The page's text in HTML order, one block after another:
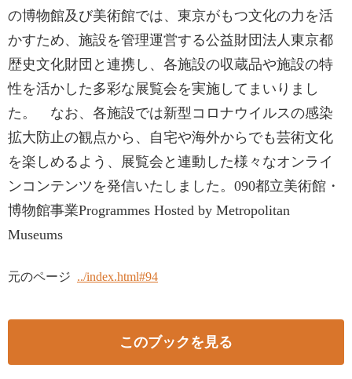
の博物館及び美術館では、東京がもつ文化の力を活
かすため、施設を管理運営する公益財団法人東京都
歴史文化財団と連携し、各施設の収蔵品や施設の特
性を活かした多彩な展覧会を実施してまいりまし
た。 なお、各施設では新型コロナウイルスの感染
拡大防止の観点から、自宅や海外からでも芸術文化
を楽しめるよう、展覧会と連動した様々なオンライ
ンコンテンツを発信いたしました。090都立美術館・
博物館事業Programmes Hosted by Metropolitan
Museums
元のページ ../index.html#94
このブックを見る